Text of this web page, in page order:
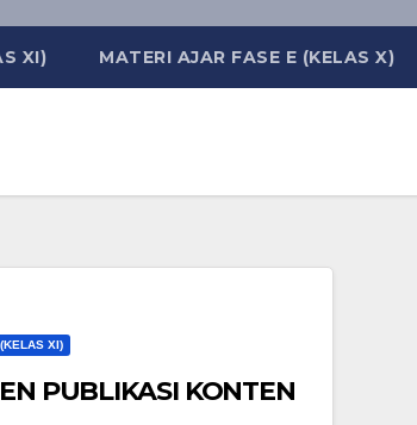
XI) MATERI AJAR FASE E (KELAS X)
XI)
PUBLIKASI KONTEN